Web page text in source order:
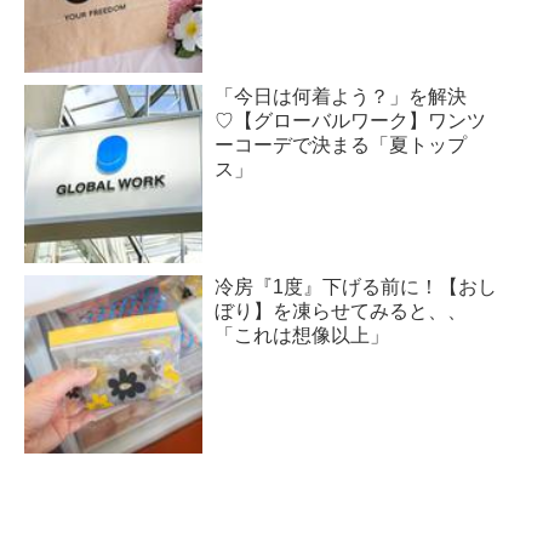
「今日は何着よう？」を解決
♡【グローバルワーク】ワンツ
ーコーデで決まる「夏トップ
ス」
冷房『1度』下げる前に！【おし
ぼり】を凍らせてみると、、
「これは想像以上」